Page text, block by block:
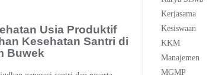
Usia Produktif
Kesehatan Santri di
Buwek
Kerjasama
Kesiswaan
KKM
Manajemen
MGMP